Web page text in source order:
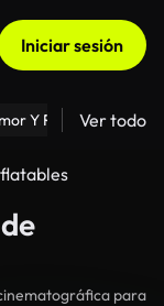
Iniciar sesión
Y Relaciones
Ver todo
para